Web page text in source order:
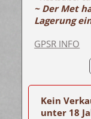
~ Der Met
Lagerung
GPSR INFO
Kein
unter 18